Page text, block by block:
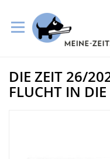
zum
Inhalt
Zum
Ende
der
DIE ZEIT 26/
FLUCHT IN DIE